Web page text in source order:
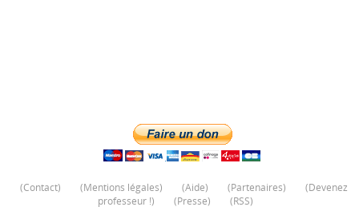
(Contact) (Mentions légales) (Aide) (Partenaires) (Devenez
professeur !) (Presse) (RSS)